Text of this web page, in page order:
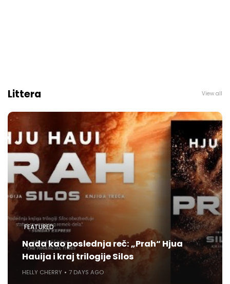
Littera View all
FEATURED
Nada kao poslednja reč: „Prah“ Hjua
Hauija i kraj trilogije Silos
HELLY CHERRY 7 DAYS AGO